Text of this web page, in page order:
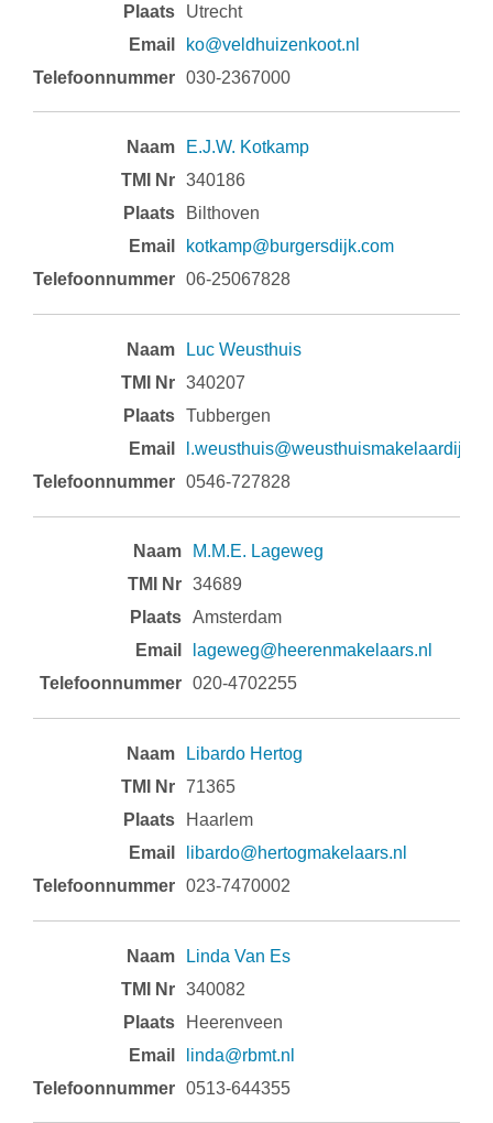
Utrecht
ko@veldhuizenkoot.nl
030-2367000
E.J.W. Kotkamp
340186
Bilthoven
kotkamp@burgersdijk.com
06-25067828
Luc Weusthuis
340207
Tubbergen
l.weusthuis@weusthuismakelaardij.nl
0546-727828
M.M.E. Lageweg
34689
Amsterdam
lageweg@heerenmakelaars.nl
020-4702255
Libardo Hertog
71365
Haarlem
libardo@hertogmakelaars.nl
023-7470002
Linda Van Es
340082
Heerenveen
linda@rbmt.nl
0513-644355